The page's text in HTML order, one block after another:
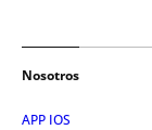
Nosotros
APP IOS